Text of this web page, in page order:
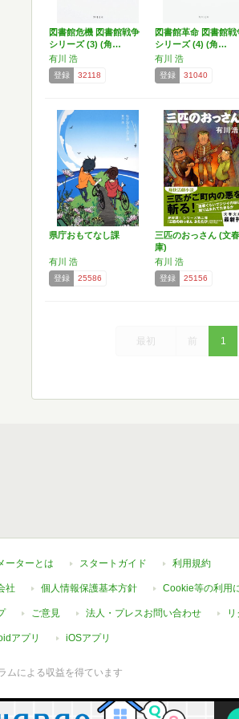
図書館危機 図書館戦争
シリーズ (3) (角…
有川 浩
登録 32118
図書館革命 図書館戦
シリーズ (4) (角…
有川 浩
登録 31040
県庁おもてなし課
有川 浩
登録 25586
三匹のおっさん (文
庫)
有川 浩
登録 25156
最初 前 1
ーターとは スタートガイド 利用規約
社 個人情報保護基本方針 Cookie等の利用
ご意見 法人・プレスお問い合わせ
アプリ iOSアプリ
ムによる収益を得ています